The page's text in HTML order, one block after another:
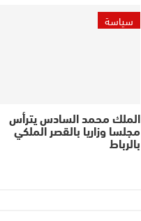
سياسة
الملك محمد السادس يترأس
مجلسا وزاريا بالقصر الملكي
بالرباط